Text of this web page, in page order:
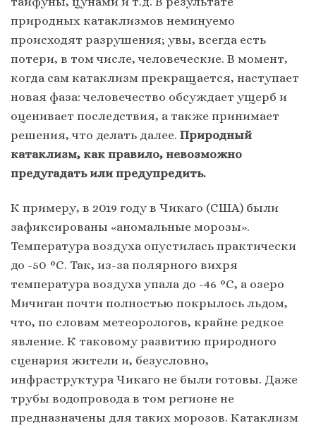
природных катаклизмов неминуемо
происходят разрушения; увы, всегда есть
потери, в том числе, человеческие. В момент,
когда сам катаклизм прекращается, наступает
новая фаза: человечество обсуждает ущерб и
оценивает последствия, а также принимает
решения, что делать далее. Природный
катаклизм, как правило, невозможно
предугадать или предупредить.
К примеру, в 2019 году в Чикаго (США) были
зафиксированы «аномальные морозы».
Температура воздуха опустилась практически
до -50 °C. Так, из-за полярного вихря
температура воздуха упала до -46 °C, а озеро
Мичиган почти полностью покрылось льдом,
что, по словам метеорологов, крайне редкое
явление. К таковому развитию природного
сценария жители и, безусловно,
инфраструктура Чикаго не были готовы. Даже
трубы водопровода в том регионе не
предназначены для таких морозов. Катаклизм